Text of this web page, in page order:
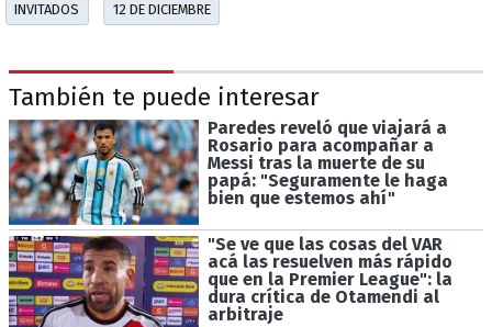
INVITADOS 12 DE DICIEMBRE
También te puede interesar
Paredes reveló que viajará a
Rosario para acompañar a
Messi tras la muerte de su
papá: "Seguramente le haga
bien que estemos ahí"
"Se ve que las cosas del VAR
acá las resuelven más rápido
que en la Premier League": la
dura crítica de Otamendi al
arbitraje